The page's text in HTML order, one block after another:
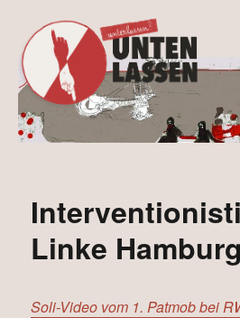
Leave the coal in
the ground –
undermining our
protest!
Linke Hamburg
Soli-Video vom 1. Patmob bei